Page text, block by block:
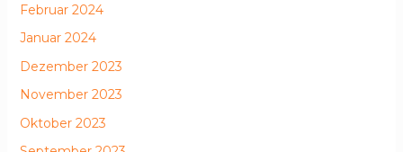
Februar 2024
Januar 2024
Dezember 2023
November 2023
Oktober 2023